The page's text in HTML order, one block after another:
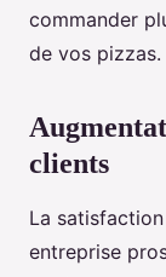
commander
de vos pizzas.
clients
La
entreprise